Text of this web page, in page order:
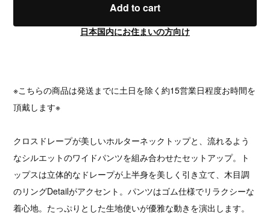
Add to cart
日本国内にお住まいの方向け
※こちらの商品は発送までに土日を除く約15営業日程度お時間を
頂戴します※
クロスドレープが美しいホルターネックトップと、流れるよう
なシルエットのワイドパンツを組み合わせたセットアップ。ト
ップスは立体的なドレープが上半身を美しく引き立て、木目調
のリングDetailがアクセント。パンツはゴム仕様でリラクシーな
着心地。たっぷりとした生地使いが優雅な動きを演出します。